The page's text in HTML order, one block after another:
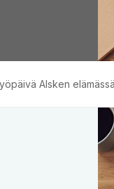
Alsken elämässä